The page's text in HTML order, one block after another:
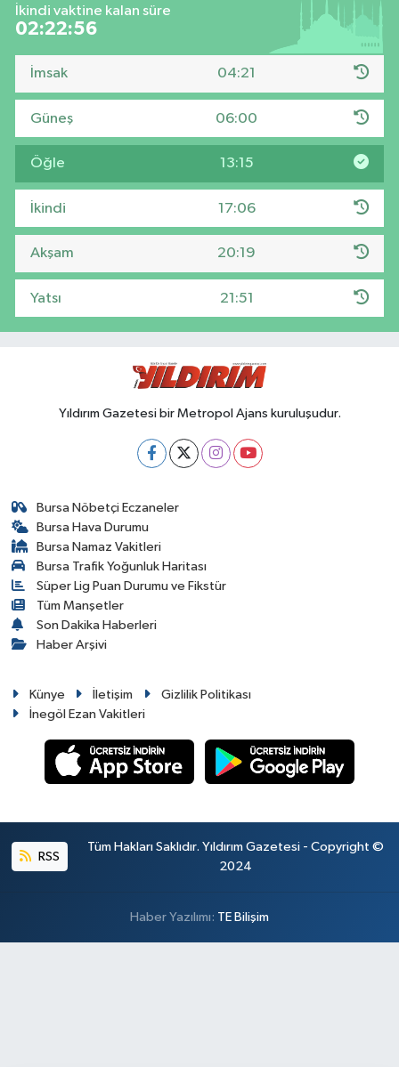
İkindi vaktine kalan süre
02:22:55
İmsak 04:21
Güneş 06:00
Öğle 13:15
İkindi 17:06
Akşam 20:19
Yatsı 21:51
Yıldırım Gazetesi bir Metropol Ajans kuruluşudur.
Bursa Nöbetçi Eczaneler
Bursa Hava Durumu
Bursa Namaz Vakitleri
Bursa Trafik Yoğunluk Haritası
Süper Lig Puan Durumu ve Fikstür
Tüm Manşetler
Son Dakika Haberleri
Haber Arşivi
Künye İletişim
Gizlilik Politikası
İnegöl Ezan Vakitleri
RSS
Tüm Hakları Saklıdır. Yıldırım Gazetesi - Copyright ©
2024
Haber Yazılımı: TE Bilişim